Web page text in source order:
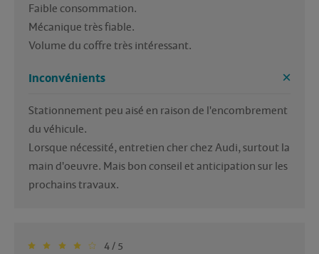
Faible consommation.
Mécanique très fiable.
Inconvénients
Stationnement peu aisé en raison de l'encombrement
du véhicule.
Lorsque nécessité, entretien cher chez Audi, surtout la
main d'oeuvre. Mais bon conseil et anticipation sur les
prochains travaux.
4 / 5